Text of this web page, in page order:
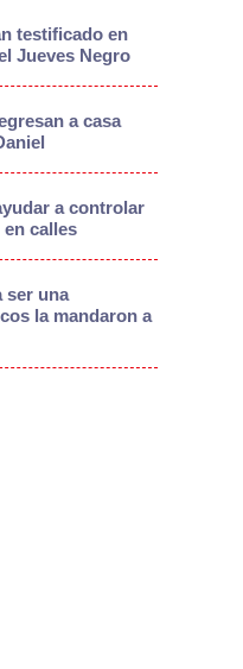
testificado en
Jueves Negro
a casa
a controlar
calles
ser una
la mandaron a